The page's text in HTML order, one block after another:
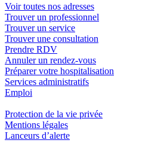
Voir toutes nos adresses
Trouver un professionnel
Trouver un service
Trouver une consultation
Prendre RDV
Annuler un rendez-vous
Préparer votre hospitalisation
Services administratifs
Emploi​
Protection de la vie privée
Mentions légales
Lanceurs d’alerte